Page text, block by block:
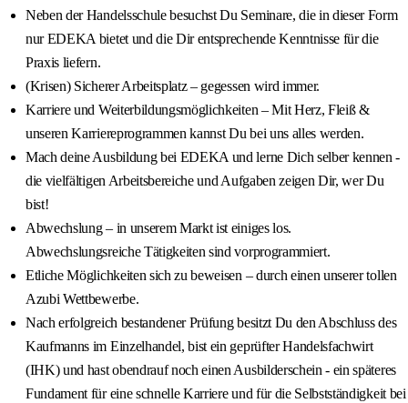
Neben der Handelsschule besuchst Du Seminare, die in dieser Form
nur EDEKA bietet und die Dir entsprechende Kenntnisse für die
Praxis liefern.
(Krisen) Sicherer Arbeitsplatz – gegessen wird immer.
Karriere und Weiterbildungsmöglichkeiten – Mit Herz, Fleiß &
unseren Karriereprogrammen kannst Du bei uns alles werden.
Mach deine Ausbildung bei EDEKA und lerne Dich selber kennen -
die vielfältigen Arbeitsbereiche und Aufgaben zeigen Dir, wer Du
bist!
Abwechslung – in unserem Markt ist einiges los.
Abwechslungsreiche Tätigkeiten sind vorprogrammiert.
Etliche Möglichkeiten sich zu beweisen – durch einen unserer tollen
Azubi Wettbewerbe.
Nach erfolgreich bestandener Prüfung besitzt Du den Abschluss des
Kaufmanns im Einzelhandel, bist ein geprüfter Handelsfachwirt
(IHK) und hast obendrauf noch einen Ausbilderschein - ein späteres
Fundament für eine schnelle Karriere und für die Selbstständigkeit bei